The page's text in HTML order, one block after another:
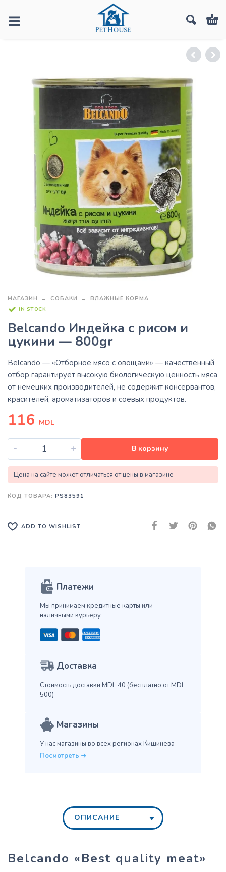
МАГАЗИН СОБАКИ ВЛАЖНЫЕ КОРМА
IN STOCK
Belcando Индейка с рисом и
цукини — 800gr
Belcando — «Отборное мясо с овощами» — качественный
отбор гарантирует высокую биологическую ценность мяса
от немецких производителей, не содержит консервантов,
красителей, ароматизаторов и соевых продуктов.
116 MDL
- + В корзину
Цена на сайте может отличаться от цены в магазине
КОД ТОВАРА: PS83591
ADD TO WISHLIST
Платежи
Мы принимаем кредитные карты или
наличными курьеру
Доставка
Стоимость доставки MDL 40 (бесплатно от MDL
500)
Магазины
У нас магазины во всех регионах Кишинева
Посмотреть
ОПИСАНИЕ
Belcando «Best quality meat»